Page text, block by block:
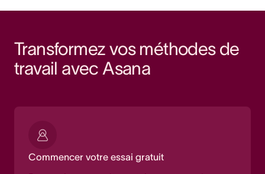
Transformez vos méthodes de
travail avec Asana
Commencer votre essai gratuit